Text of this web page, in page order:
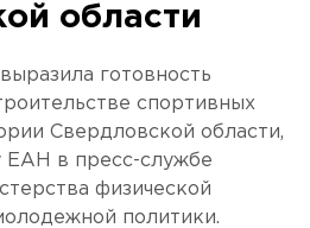
области
готовность
спортивных
Свердловской области,
ЕАН в пресс-службе
физической
политики.